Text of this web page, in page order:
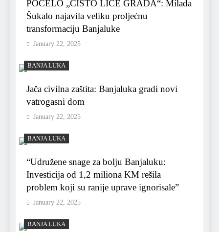
POČELO „ČISTO LICE GRADA“: Milada
Šukalo najavila veliku proljećnu
transformaciju Banjaluke
January 22, 2025
BANJA LUKA
Jača civilna zaštita: Banjaluka gradi novi
vatrogasni dom
January 22, 2025
BANJA LUKA
“Udružene snage za bolju Banjaluku:
Investicija od 1,2 miliona KM rešila
problem koji su ranije uprave ignorisale”
January 22, 2025
BANJA LUKA